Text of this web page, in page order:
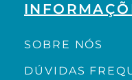
SOBRE NÓS
DÚVIDAS